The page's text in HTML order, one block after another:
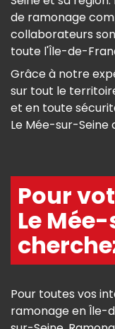
de ramonage
collaborateurs
toute l'Île-de-
Grâce à notre
sur tout le
et en toute
Le Mée-sur-Seine
Pour
Le
Pour toutes vos
ramonage en Île-